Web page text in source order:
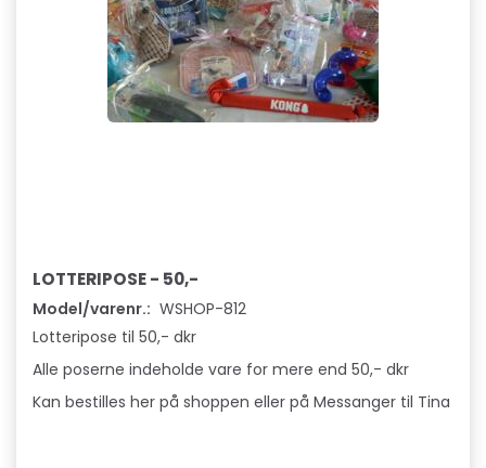
LOTTERIPOSE - 50,-
Model/varenr.: WSHOP-812
Lotteripose til 50,- dkr
Alle poserne indeholde vare for mere end 50,- dkr
Kan bestilles her på shoppen eller på Messanger til Tina